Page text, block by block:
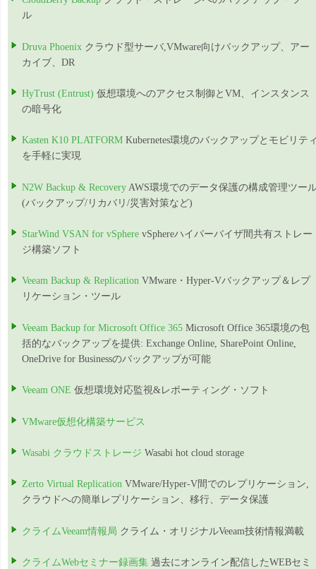
ル
Druva Phoenix クラウド型サーバ,VMware向けバックアップ、アー
カイブ、DR
HyTrust (Entrust) 仮想環境へのアクセス制御とVM、インスタンス
の暗号化
Kasten K10 PLATFORM Kubernetes環境のバックアップとモビリテ
を手軽に実現
N2W Backup & Recovery AWS環境でのデータ保護の構成管理ツー
(バックアップ/リカバリ/災害対策など)
StarWind VSAN for vSphere vSphereハイパーバイザ間共有ストレー
ジ構築ソフト
Veeam Backup & Replication VMware・Hyper-Vバックアップ＆レプ
リケーション・ツール
Veeam Backup for Microsoft Office 365 Microsoft Office 365環境の包
括的なバックアップを提供: Exchange Online, SharePoint Online,
OneDrive for Businessのバックアップが可能
Veeam ONE 仮想環境対応監視&レポーティング・ソフト
VMware仮想化構築サービス
Wasabi クラウドストレージ Wasabi hot cloud storage
Zerto Virtual Replication VMware/Hyper-V間でのレプリケーション,
クラウドへの簡単レプリケーション、移行、データ保護
クライムVeeam情報局 クライム・オリジナルVeeam技術情報満載
クライムWebセミナー録画集 過去にオンライン配信したWEBセミ